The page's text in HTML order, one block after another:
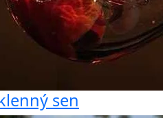
sen